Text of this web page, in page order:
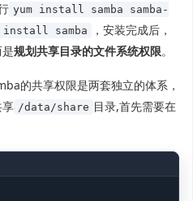
yum install samba samba-
install samba
，安装完成后，
规划共享目录的文件系统权限。
的共享权限是两套独立的体系，
/data/share 目录,首先需要在